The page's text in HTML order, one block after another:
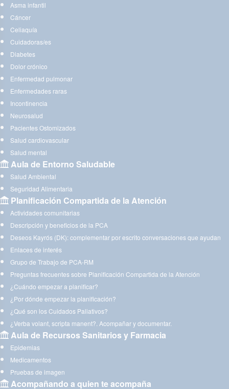
Asma infantil
Cáncer
Celiaquía
Cuidadoras/es
Diabetes
Dolor crónico
Enfermedad pulmonar
Enfermedades raras
Incontinencia
Neurosalud
Pacientes Ostomizados
Salud cardiovascular
Salud mental
Aula de Entorno Saludable
Salud Ambiental
Seguridad Alimentaria
Planificación Compartida de la Atención
Actividades comunitarias
Descripción y beneficios de la PCA
Deseos Kayrós (DK): complementar por escrito conversaciones que ayudan
Enlaces de interés
Grupo de Trabajo de PCA-RM
Preguntas frecuentes sobre Planificación Compartida de la Atención
¿Cuándo empezar a planificar?
¿Por dónde empezar la planificación?
¿Qué son los Cuidados Paliativos?
¿Verba volant, scripta manent?. Acompañar y documentar.
Aula de Recursos Sanitarios y Farmacia
Epidemias
Medicamentos
Pruebas de imagen
Acompañando a quien te acompaña